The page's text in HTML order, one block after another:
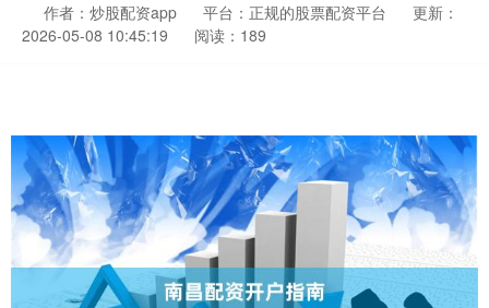
作者：炒股配资app 平台：正规的股票配资平台
更新：
2026-05-08 10:45:19
阅读：189